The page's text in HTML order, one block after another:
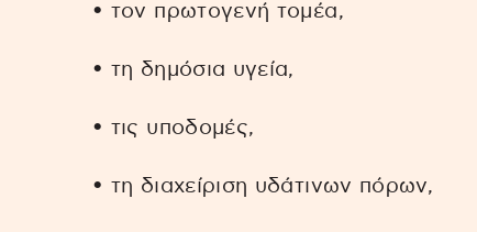
• τον πρωτογενή τομέα,
• τη δημόσια υγεία,
• τις υποδομές,
• τη διαχείριση υδάτινων πόρων,